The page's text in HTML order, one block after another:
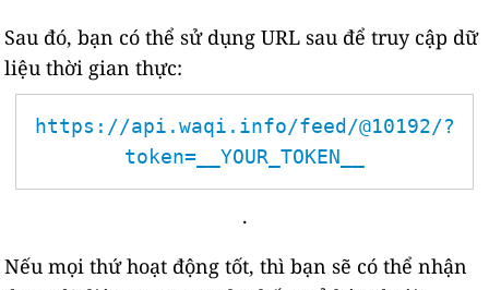
Sau đó, bạn có thể sử dụng URL sau để truy cập dữ
liệu thời gian thực:
https://api.waqi.info/feed/@10192/?
token=__YOUR_TOKEN__
.
Nếu mọi thứ hoạt động tốt, thì bạn sẽ có thể nhận